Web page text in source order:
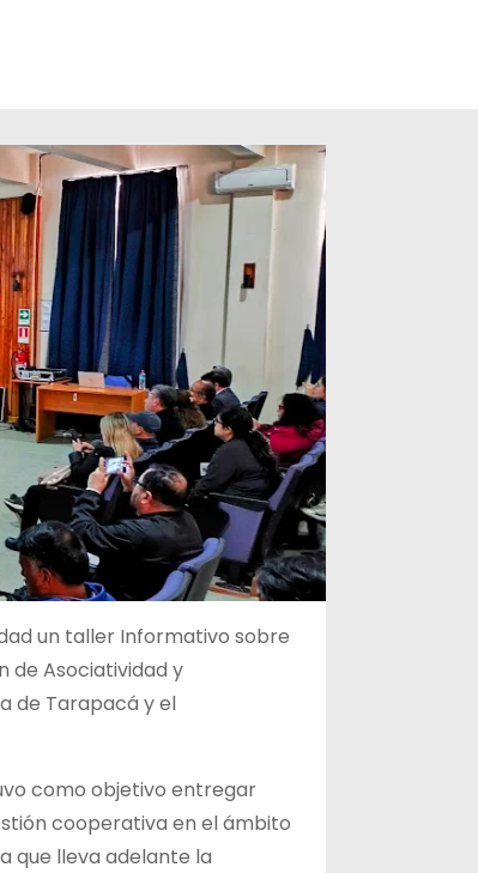
un taller Informativo sobre
de Asociatividad y
de Tarapacá y el
como objetivo entregar
cooperativa en el ámbito
que lleva adelante la